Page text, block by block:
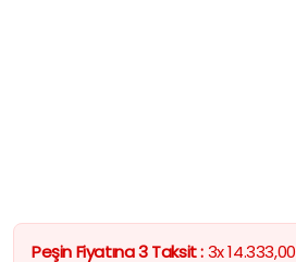
Peşin Fiyatına 3 Taksit :3x14.333,00